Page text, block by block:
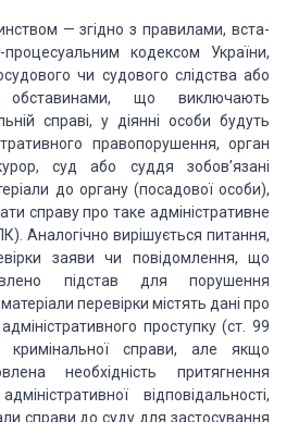
— згідно з правилами, вста­
кодексом України,
чи судового слідства або
що виключають
справі, у діянні особи будуть
правопорушення, орган
суд або суддя зобов’язані
до органу (посадової особи),
справу про таке адміністративне
Аналогічно вирішується питання,
заяви чи повідомлення, що
підстав для порушення
пе­ревірки містять дані про
адміністра­тивного проступку (ст. 99
справи, але якщо
необхідність притягнення
відповідаль­ності,
справи до суду для застосу­вання